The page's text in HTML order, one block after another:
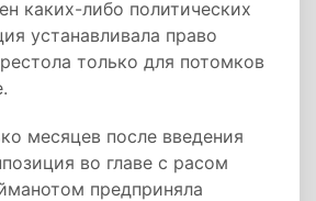
каких-либо политических
устанавливала право
только для потомков
месяцев после введения
во главе с расом
предприняла